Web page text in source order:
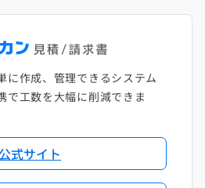
に作成、管理できるシステム
で工数を大幅に削減できま
公式サイト